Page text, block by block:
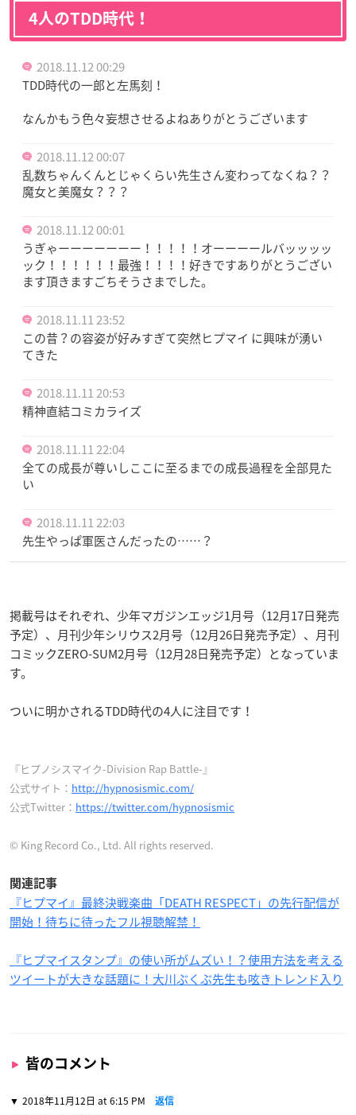
4人のTDD時代！
2018.11.12 00:29
TDD時代の一郎と左馬刻！
なんかもう色々妄想させるよねありがとうございます
2018.11.12 00:07
乱数ちゃんくんとじゃくらい先生さん変わってなくね？？
魔女と美魔女？？？
2018.11.12 00:01
うぎゃーーーーーーー！！！！！オーーーールバッッッッ
ック！！！！！！最強！！！！好きですありがとうござい
ます頂きますごちそうさまでした。
2018.11.11 23:52
この昔？の容姿が好みすぎて突然ヒプマイ に興味が湧い
てきた
2018.11.11 20:53
精神直結コミカライズ
2018.11.11 22:04
全ての成長が尊いしここに至るまでの成長過程を全部見た
い
2018.11.11 22:03
先生やっぱ軍医さんだったの……？
掲載号はそれぞれ、少年マガジンエッジ1月号（12月17日発売
予定）、月刊少年シリウス2月号（12月26日発売予定）、月刊
コミックZERO-SUM2月号（12月28日発売予定）となっていま
す。
ついに明かされるTDD時代の4人に注目です！
『ヒプノシスマイク-Division Rap Battle-』
公式サイト： http://hypnosismic.com/
公式Twitter： https://twitter.com/hypnosismic
© King Record Co., Ltd. All rights reserved.
関連記事
『ヒプマイ』最終決戦楽曲「DEATH RESPECT」の先行配信が
開始！待ちに待ったフル視聴解禁！
『ヒプマイスタンプ』の使い所がムズい！？使用方法を考える
ツイートが大きな話題に！大川ぶくぶ先生も呟きトレンド入り
皆のコメント
2018年11月12日 at 6:15 PM 返信